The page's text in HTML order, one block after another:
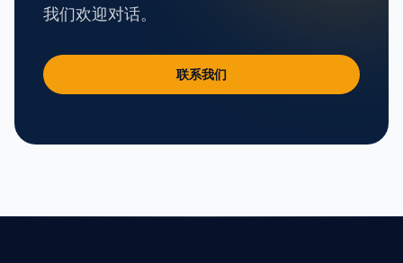
我们欢迎对话。
联系我们